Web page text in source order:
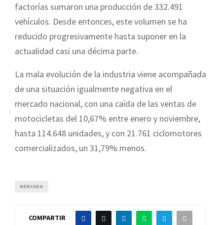
factorías sumaron una producción de 332.491
vehículos. Desde entonces, este volumen se ha
reducido progresivamente hasta suponer en la
actualidad casi una décima parte.
La mala evolución de la industria viene acompañada
de una situación igualmente negativa en el
mercado nacional, con una caída de las ventas de
motocicletas del 10,67% entre enero y noviembre,
hasta 114.648 unidades, y con 21.761 ciclomotores
comercializados, un 31,79% menos.
MERCADO
COMPARTIR